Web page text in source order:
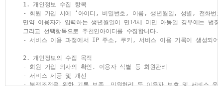
3. 비회원 : 회원가입을 하지 않고 당 사이트가 제공하는 서비스를 이
4. ID(고유번호) : 회원 식별과 회원의 서비스 이용을 위하여 이용자
5. PASSWORD(비밀번호) : 회원의 정보 보호를 위해 이용자 자신이 설
6. 이용해지 : 당 사이트 또는 회원이 서비스 이용 이후 그 이용계약을
② 이 약관에서 사용하는 용어의 정의는 제1항에서 정하는 것을 제외
제2장 서비스 이용계약
1. 개인정보 수집 항목
- 회원 가입 시에 ‘아이디, 비밀번호, 이름, 생년월일, 성별, 전화번
만약 이용자가 입력하는 생년월일이 만14세 미만 아동일 경우에는
그리고 선택항목으로 추천인아이디를 수집합니다.
- 서비스 이용 과정에서 IP 주소, 쿠키, 서비스 이용 기록이 생성되어
2. 개인정보의 수집 목적
- 회원 가입 의사의 확인, 이용자 식별 등 회원관리
- 서비스 제공 및 개선
- 분쟁조정을 위한 기록 보존, 민원처리 등 이용자 보호 및 서비스 운